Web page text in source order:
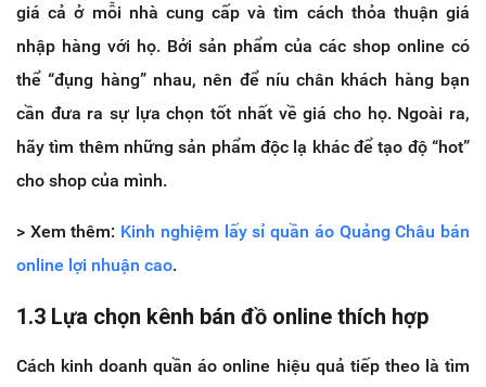
giá cả ở mỗi nhà cung cấp và tìm cách thỏa thuận giá
nhập hàng với họ. Bởi sản phẩm của các shop online có
thể “đụng hàng” nhau, nên để níu chân khách hàng bạn
cần đưa ra sự lựa chọn tốt nhất về giá cho họ. Ngoài ra,
hãy tìm thêm những sản phẩm độc lạ khác để tạo độ “hot”
cho shop của mình.
> Xem thêm: Kinh nghiệm lấy sỉ quần áo Quảng Châu bán
online lợi nhuận cao.
1.3 Lựa chọn kênh bán đồ online thích hợp
Cách kinh doanh quần áo online hiệu quả tiếp theo là tìm